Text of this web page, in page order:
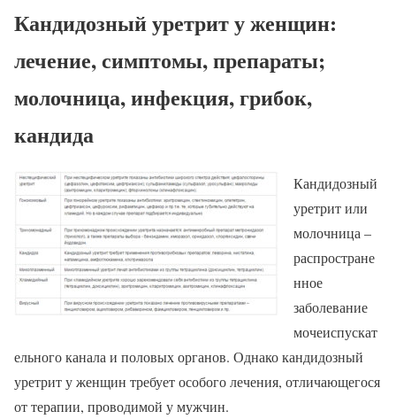
Кандидозный уретрит у женщин:
лечение, симптомы, препараты;
молочница, инфекция, грибок,
кандида
Кандидозный
уретрит или
молочница –
распростране
нное
заболевание
мочеиспускат
ельного канала и половых органов. Однако кандидозный
уретрит у женщин требует особого лечения, отличающегося
от терапии, проводимой у мужчин.